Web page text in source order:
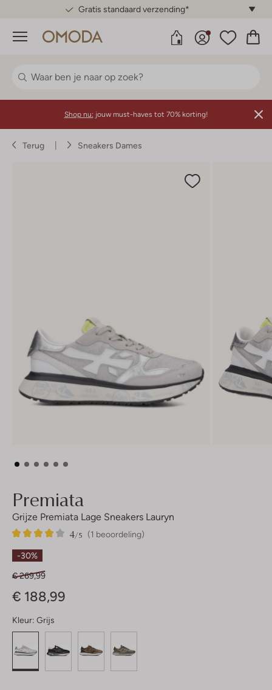
Gratis standaard verzending*
Menu
Shop nu: jouw must-haves tot 70% korting!
Terug Sneakers Dames
Premiata
Grijze Premiata Lage Sneakers Lauryn
(1 beoordeling)
4/5
1
4
Sterren
-30%
€ 269,99
€ 188,99
Kleur: Grijs